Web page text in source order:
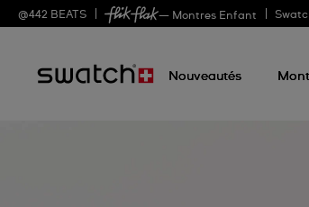
@442 BEATS — Montres Enfant
Nouveautés